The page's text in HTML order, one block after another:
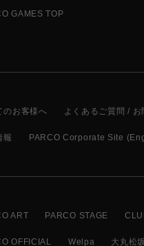
GAMES TOP
のお客様へ よくあるご質問 / お
報 PARCO Corporate Site
ART PARCO STAGE
OFFICIAL Welpa 大丸松